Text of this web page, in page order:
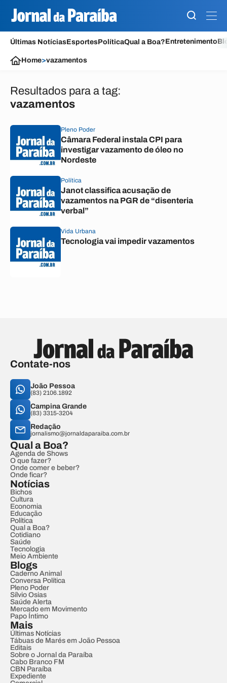
Últimas NotíciasEsportesPolíticaQual a Boa?Entretenimento
Home>vazamentos
Resultados para a tag:
vazamentos
Pleno Poder
Câmara Federal instala CPI para
investigar vazamento de óleo no
Nordeste
Política
Janot classifica acusação de
vazamentos na PGR de “disenteria
verbal”
Vida Urbana
Tecnologia vai impedir vazamentos
Contate-nos
João Pessoa
(83) 2106.1892
Campina Grande
(83) 3315-3204
Redação
jornalismo@jornaldaparaiba.com.br
Qual a Boa?
Agenda de Shows
O que fazer?
Onde comer e beber?
Onde ficar?
Notícias
Bichos
Cultura
Economia
Educação
Política
Qual a Boa?
Cotidiano
Saúde
Tecnologia
Meio Ambiente
Blogs
Caderno Animal
Conversa Política
Pleno Poder
Sílvio Osias
Saúde Alerta
Mercado em Movimento
Papo Íntimo
Mais
Últimas Notícias
Tábuas de Marés em João Pessoa
Editais
Sobre o Jornal da Paraíba
Cabo Branco FM
CBN Paraíba
Expediente